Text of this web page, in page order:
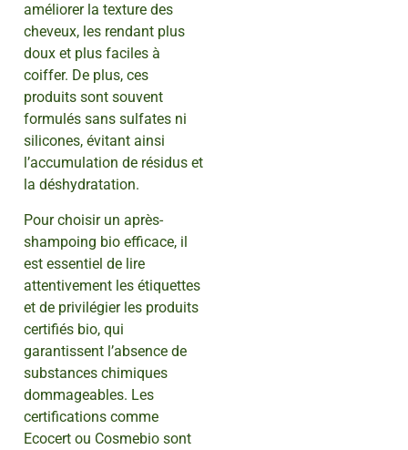
améliorer la texture des
cheveux, les rendant plus
doux et plus faciles à
coiffer. De plus, ces
produits sont souvent
formulés sans sulfates ni
silicones, évitant ainsi
l’accumulation de résidus et
la déshydratation.
Pour choisir un après-
shampoing bio efficace, il
est essentiel de lire
attentivement les étiquettes
et de privilégier les produits
certifiés bio, qui
garantissent l’absence de
substances chimiques
dommageables. Les
certifications comme
Ecocert ou Cosmebio sont